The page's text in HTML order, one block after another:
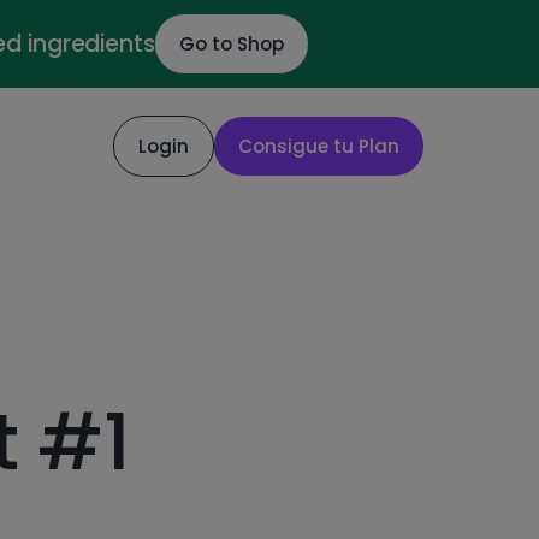
ingredients Go to Shop
Login Consigue tu Plan
#1